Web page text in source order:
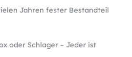
Jahren fester Bestandteil
oder Schlager – Jeder ist